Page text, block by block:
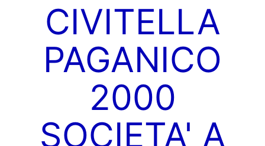
CIVITELLA
PAGANICO
2000
SOCIETA' A